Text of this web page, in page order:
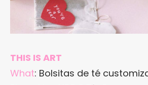
THIS IS ART
What: Bolsitas de té